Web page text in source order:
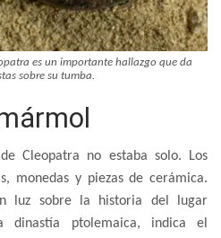
es un importante hallazgo que da
sobre su tumba.
Cleopatra no estaba solo. Los
monedas y piezas de cerámica.
luz sobre la historia del lugar
ptolemaica, indica el